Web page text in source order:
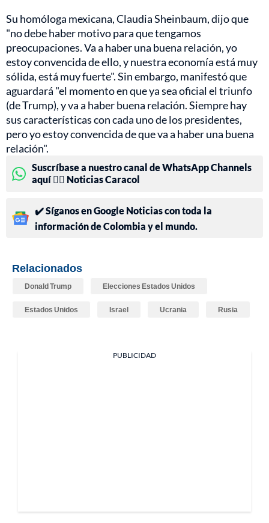
Su homóloga mexicana, Claudia Sheinbaum, dijo que
"no debe haber motivo para que tengamos
preocupaciones. Va a haber una buena relación, yo
estoy convencida de ello, y nuestra economía está muy
sólida, está muy fuerte". Sin embargo, manifestó que
aguardará "el momento en que ya sea oficial el triunfo
(de Trump), y va a haber buena relación. Siempre hay
sus características con cada uno de los presidentes,
pero yo estoy convencida de que va a haber una buena
relación".
Suscríbase a nuestro canal de WhatsApp Channels
aquí 👉🏻 Noticias Caracol
✔️ Síganos en Google Noticias con toda la
información de Colombia y el mundo.
Relacionados
Donald Trump Elecciones Estados Unidos
Estados Unidos Israel Ucrania Rusia
PUBLICIDAD